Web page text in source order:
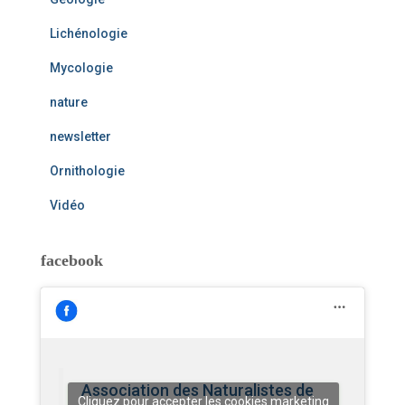
Lichénologie
Mycologie
nature
newsletter
Ornithologie
Vidéo
facebook
Association des Naturalistes de
Cliquez pour accepter les cookies marketing